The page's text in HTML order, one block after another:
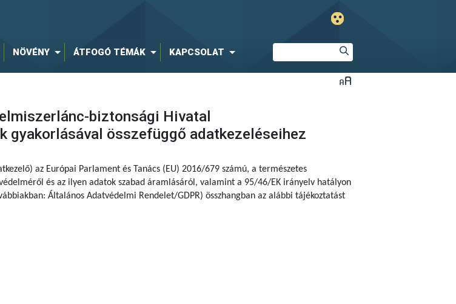
NÖVÉNY ÁTFOGÓ TÉMÁK KAPCSOLAT
biztonsági Hivatal
gyakorlásával összefüggő adatkezeléseihez
az Európai Parlament és Tanács (EU) 2016/679 számú, a természetes
és az ilyen adatok szabad áramlásáról, valamint a 95/46/EK irányelv hatályon
Általános Adatvédelmi Rendelet/GDPR) összhangban az alábbi tájékoztatást